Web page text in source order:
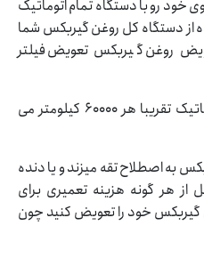
رو با دستگاه تمام اتوماتیک
از دستگاه کل روغن گیربکس شما
روغن گیربکس تعویض فیلتر
زمان تعویض روغن گیربکس اتوماتیک تقریبا هر 60000 کیلومتر می
به اصطلاح تقه میزند و یا دنده
هر گونه هزینه تعمیری برای
خود را تعویض کنید چون